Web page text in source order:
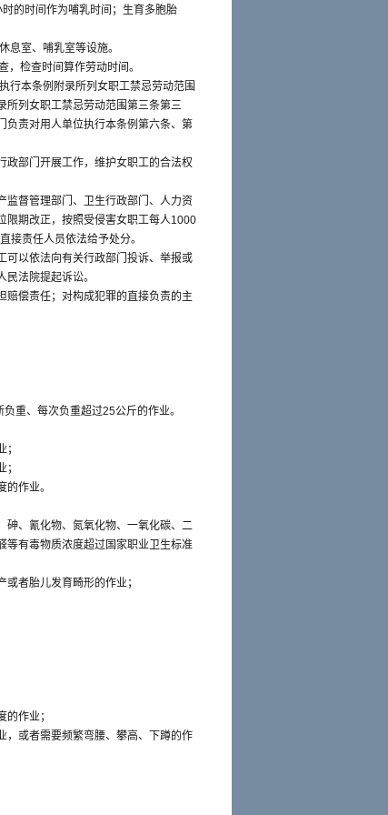
的时间作为哺乳时间；生育多胞胎
息室、哺乳室等设施。
检查时间算作劳动时间。
行本条例附录所列女职工禁忌劳动范围
所列女职工禁忌劳动范围第三条第三
负责对用人单位执行本条例第六条、第
政部门开展工作，维护女职工的合法权
监督管理部门、卫生行政部门、人力资
限期改正，按照受侵害女职工每人1000
接责任人员依法给予处分。
可以依法向有关行政部门投诉、举报或
法院提起诉讼。
赔偿责任；对构成犯罪的直接负责的主
重、每次负重超过25公斤的作业。
作业。
砷、氰化物、氮氧化物、一氧化碳、二
等有毒物质浓度超过国家职业卫生标准
者胎儿发育畸形的作业；
作业；
，或者需要频繁弯腰、攀高、下蹲的作